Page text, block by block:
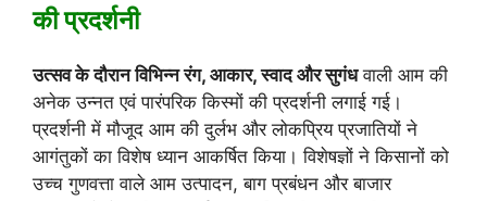
की प्रदर्शनी
उत्सव के दौरान विभिन्न रंग, आकार, स्वाद और सुगंधवाली आम की
अनेक उन्नत एवं पारंपरिक किस्मों की प्रदर्शनी लगाई गई।
प्रदर्शनी में मौजूद आम की दुर्लभ और लोकप्रिय प्रजातियों ने
आगंतुकों का विशेष ध्यान आकर्षित किया। विशेषज्ञों ने किसानों को
उच्च गुणवत्ता वाले आम उत्पादन, बाग प्रबंधन और बाजार